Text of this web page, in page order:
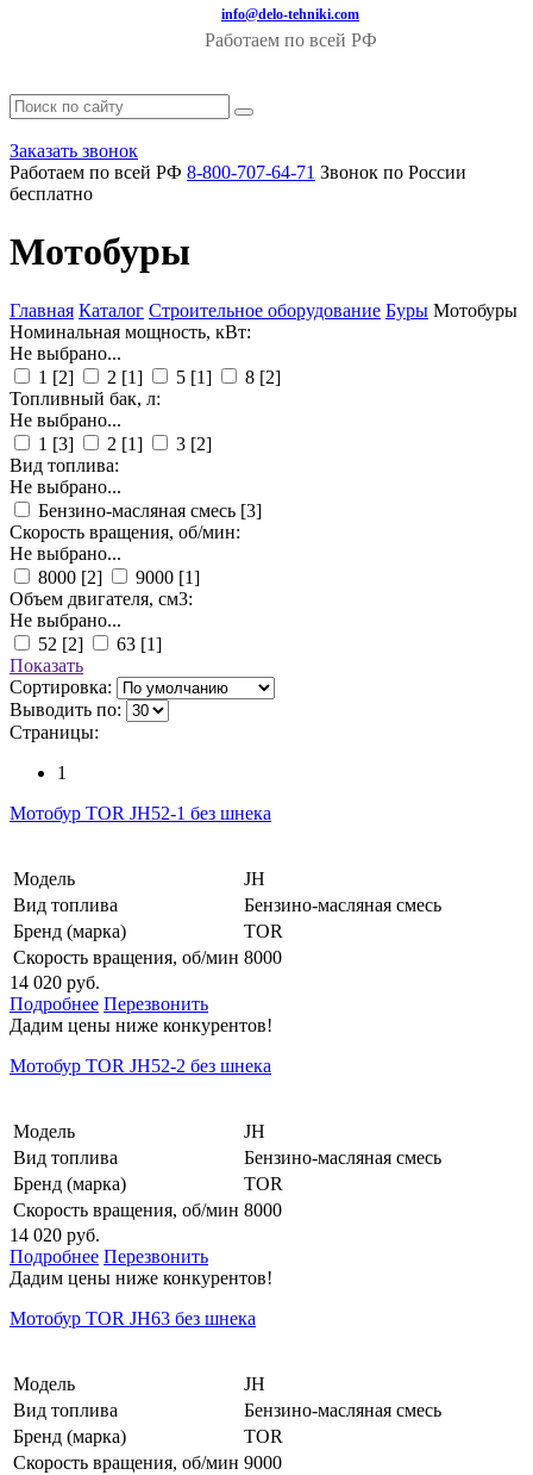
info@delo-tehniki.com
Работаем по всей РФ
Заказать звонок
Работаем по всей РФ 8-800-707-64-71 Звонок по России
бесплатно
Мотобуры
Главная Каталог Строительное оборудование Буры Мотобуры
Номинальная мощность, кВт:
Не выбрано...
1 [2] 2 [1] 5 [1] 8 [2]
Топливный бак, л:
Не выбрано...
1 [3] 2 [1] 3 [2]
Вид топлива:
Не выбрано...
Бензино-масляная смесь [3]
Скорость вращения, об/мин:
Не выбрано...
8000 [2] 9000 [1]
Объем двигателя, см3:
Не выбрано...
52 [2] 63 [1]
Показать
Сортировка:
Выводить по:
Страницы:
1
Мотобур TOR JH52-1 без шнека
Модель
JH
Вид топлива
Бензино-масляная смесь
Бренд (марка)
TOR
Скорость вращения, об/мин 8000
14 020 руб.
Подробнее Перезвонить
Дадим цены ниже конкурентов!
Мотобур TOR JH52-2 без шнека
Модель
JH
Вид топлива
Бензино-масляная смесь
Бренд (марка)
TOR
Скорость вращения, об/мин 8000
14 020 руб.
Подробнее Перезвонить
Дадим цены ниже конкурентов!
Мотобур TOR JH63 без шнека
Модель
JH
Вид топлива
Бензино-масляная смесь
Бренд (марка)
TOR
Скорость вращения, об/мин 9000